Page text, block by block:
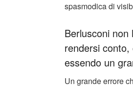
spasmodica di
Berlusconi
rendersi
essendo un
Un grande errore